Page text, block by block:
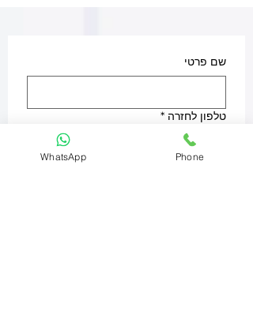
שם פרטי
טלפון לחזרה *
WhatsApp Phone